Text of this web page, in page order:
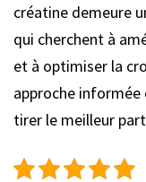
créatine demeure
qui cherchent à
et à optimiser la
approche
tirer le meilleur